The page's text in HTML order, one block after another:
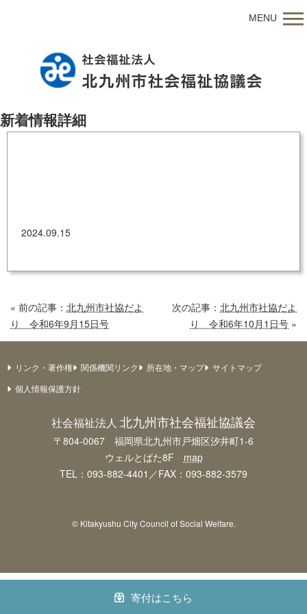
MENU
新着情報詳細
2024.09.15
« 前の記事： 北九州市社協だよ
り 令和6年9月15日号
次の記事： 北九州市社協だよ
り 令和6年10月1日号 »
リンク・著作権 関係機関リンク 所在地・マップ
サイトマップ
個人情報保護方針
社会福祉法人 北九州市社会福祉協議会
〒804-0067 福岡県北九州市戸畑区汐井町1-6
ウェルとばた8F map
TEL：093-882-4401／FAX：093-882-3579
© Kitakyushu City Council of Social Welfare.
寄付はこちら